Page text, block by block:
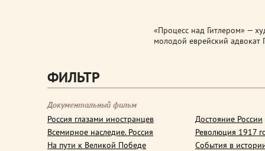
«Процесс над Гитлером» —
молодой еврейский адвокат
ФИЛЬТР
Документальный фильм
Россия глазами иностранцев
Всемирное наследие. Россия
На пути к Великой Победе
Достояние России
Революция 1917
События в